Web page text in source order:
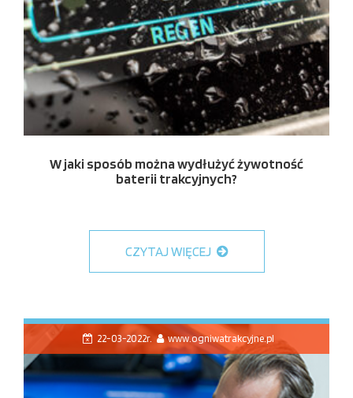
W jaki sposób można wydłużyć żywotność
baterii trakcyjnych?
CZYTAJ WIĘCEJ
22-03-2022r. www.ogniwatrakcyjne.pl